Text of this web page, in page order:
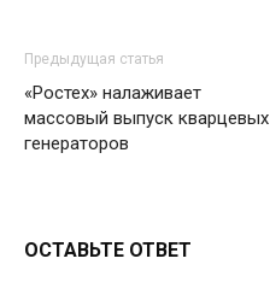
Предыдущая статья
«Ростех» налаживает
массовый выпуск кварцевых
генераторов
ОСТАВЬТЕ ОТВЕТ